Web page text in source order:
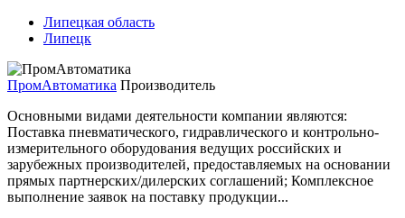
Липецкая область
Липецк
ПромАвтоматика Производитель
Основными видами деятельности компании являются:
Поставка пневматического, гидравлического и контрольно-
измерительного оборудования ведущих российских и
зарубежных производителей, предоставляемых на основании
прямых партнерских/дилерских соглашений; Комплексное
выполнение заявок на поставку продукции...